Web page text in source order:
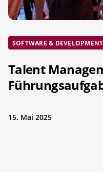
SOFTWARE & DEVELOPMENT
Talent
15. Mai 2025